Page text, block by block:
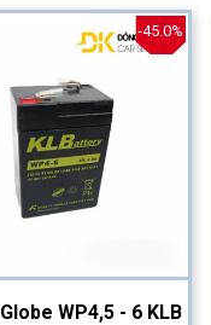
-45.0%
WP4,5 - 6 KLB